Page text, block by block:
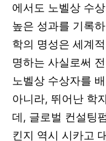
에서도 노벨상 수
높은 성과를 기록
학의 명성은 세계
명하는 사실로써
노벨상 수상자를
아니라, 뛰어난 학
데, 글로벌 컨설팅
킨지 역시 시카고